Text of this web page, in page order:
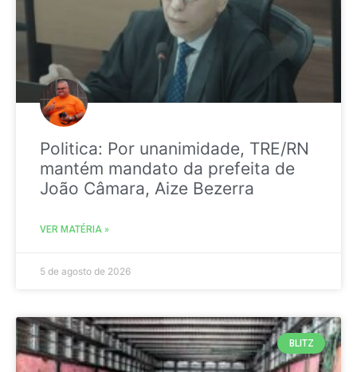
Politica: Por unanimidade, TRE/RN
mantém mandato da prefeita de
João Câmara, Aize Bezerra
VER MATÉRIA »
5 de agosto de 2026
BLITZ